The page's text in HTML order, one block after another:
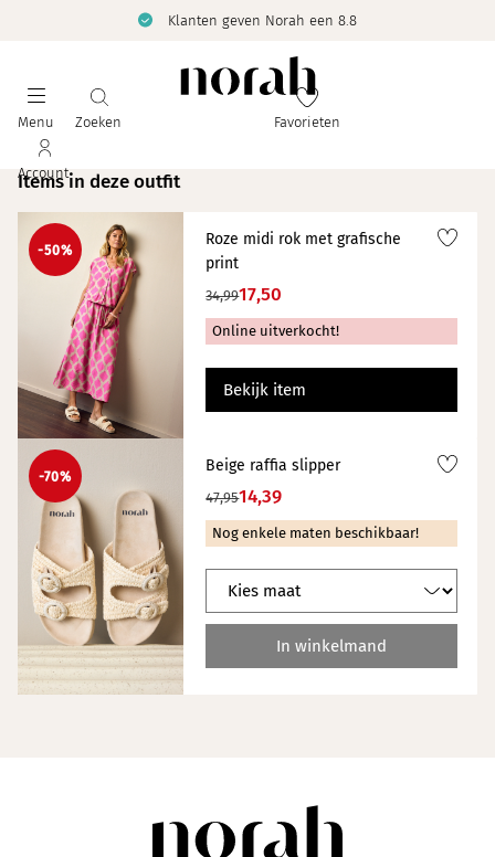
Klanten geven Norah een 8.8
Menu Zoeken Favorieten
Account
Items in deze outfit
-50%
Roze midi rok met grafische
print
34,9917,50
Online uitverkocht!
Bekijk item
-70%
Beige raffia slipper
47,9514,39
Nog enkele maten beschikbaar!
In winkelmand